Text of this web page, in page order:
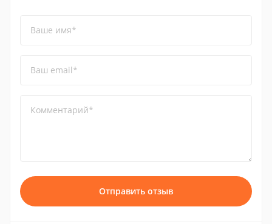
Ваше имя*
Ваш email*
Комментарий*
Отправить отзыв